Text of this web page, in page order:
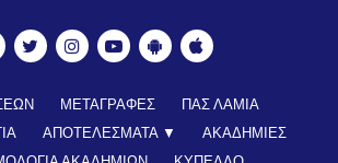
ΜΕΤΑΓΡΑΦΕΣ
ΠΑΣ ΛΑΜΙΑ
ΑΠΟΤΕΛΕΣΜΑΤΑ ▼
ΑΚΑΔΗΜΙΕΣ